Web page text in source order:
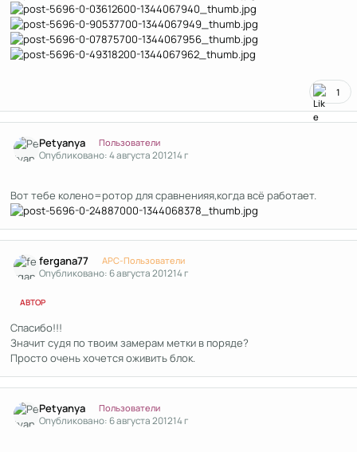
1
Petyanya Пользователи
Опубликовано:4 августа 201214 г
Вот тебе колено=ротор для сравненияя,когда всё работает.
fergana77 APC-Пользователи
Опубликовано:6 августа 201214 г
АВТОР
Спасибо!!!
Значит судя по твоим замерам метки в поряде?
Просто очень хочется оживить блок.
Petyanya Пользователи
Опубликовано:6 августа 201214 г